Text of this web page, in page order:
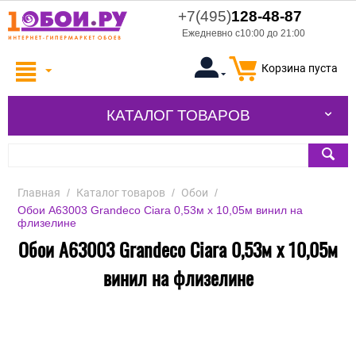
+7(495)128-48-87
Ежедневно с10:00 до 21:00
Корзина пуста
КАТАЛОГ ТОВАРОВ
Главная / Каталог товаров / Обои /
Обои A63003 Grandeco Ciara 0,53м x 10,05м винил на
флизелине
Обои A63003 Grandeco Ciara 0,53м x 10,05м
винил на флизелине